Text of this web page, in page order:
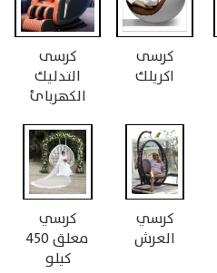
كرسى
اكريلك
كرسى
التدليك
الكهربائ
كرسي
العرش
كرسي
معلق 450
كيلو